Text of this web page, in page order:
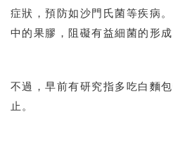
症狀，預防如沙門氏菌等疾病
中的果膠，阻礙有益細菌的形成
不過，早前有研究指多吃白麵
止。